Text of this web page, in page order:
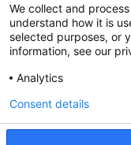
@CGTCatalunya
cgtcatalunya
cgtcatalunya
We collect and
understand how it is
selected purposes, or
information, see our
Analytics
Consent details